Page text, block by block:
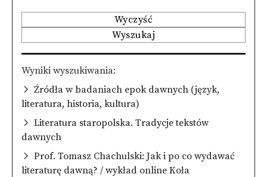
Wyczyść
Wyszukaj
Wyniki wyszukiwania
Źródła w badaniach epok dawnych (język,
literatura, historia, kultura)
Literatura staropolska. Tradycje tekstów
dawnych
Prof. Tomasz Chachulski: Jak i po co wydawać
literaturę dawną? / wykład online Koła